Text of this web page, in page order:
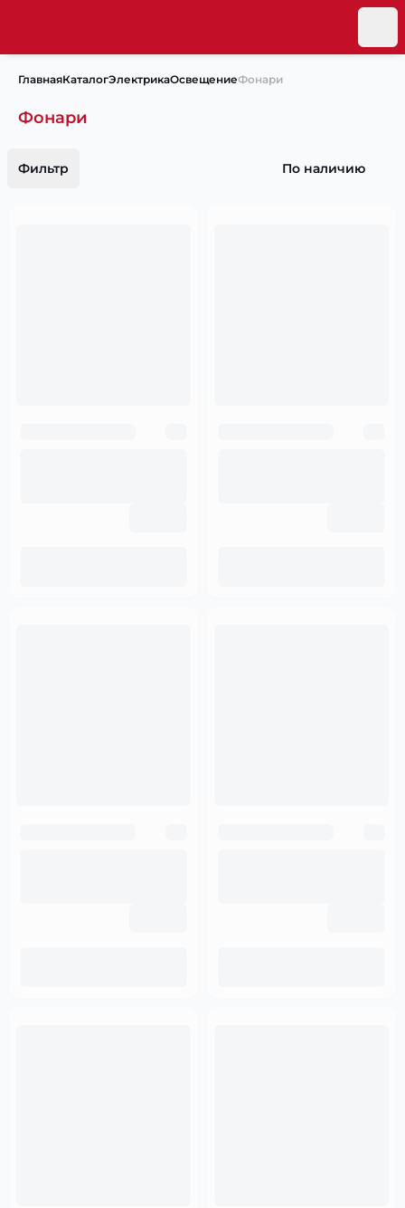
ГлавнаяКаталогЭлектрикаОсвещениеФонари
Фонари
Фильтр По наличию